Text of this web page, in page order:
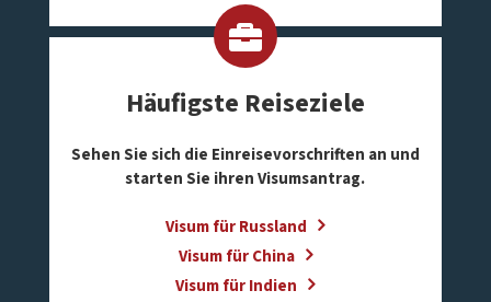
Häufigste Reiseziele
Sehen Sie sich die Einreisevorschriften an und
starten Sie ihren Visumsantrag.
Visum für Russland
Visum für China
Visum für Indien